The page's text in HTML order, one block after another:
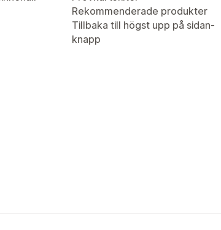
Rekommenderade produkter
Tillbaka till högst upp på sidan-
knapp